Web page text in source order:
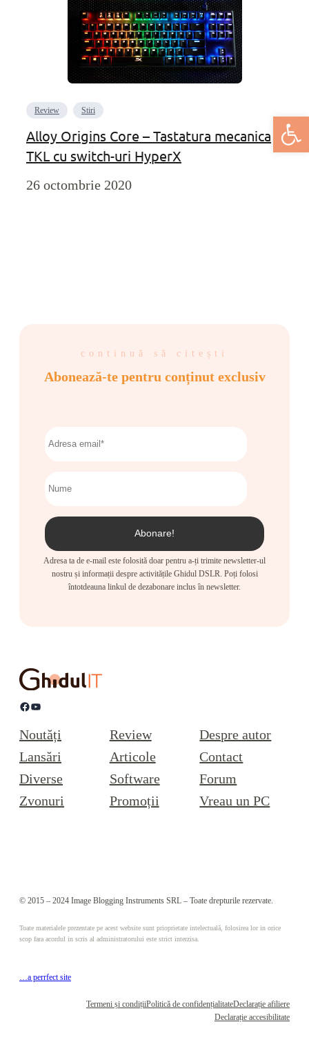
Deschide
Review Stiri
Alloy Origins Core – Tastatura mecanica
TKL cu switch-uri HyperX
26 octombrie 2020
continuă să citești
Abonează-te pentru conținut exclusiv
Adresa ta de e-mail este folosită doar pentru a-ți trimite newsletter-ul
nostru și informații despre activitățile Ghidul DSLR. Poți folosi
întotdeauna linkul de dezabonare inclus în newsletter.
Facebook YouTube
Noutăți
Lansări
Diverse
Zvonuri
Review
Articole
Software
Promoții
Despre autor
Contact
Forum
Vreau un PC
© 2015 – 2024 Image Blogging Instruments SRL – Toate drepturile rezervate.
Toate materialele prezentate pe acest website sunt prioprietate intelectuală, folosirea lor in orice
scop fara acordul in scris al administratorului este strict interzisa.
…a perrfect site
Termeni și condițiiPolitică de confidențialitateDeclarație afiliere
Declarație accesibilitate